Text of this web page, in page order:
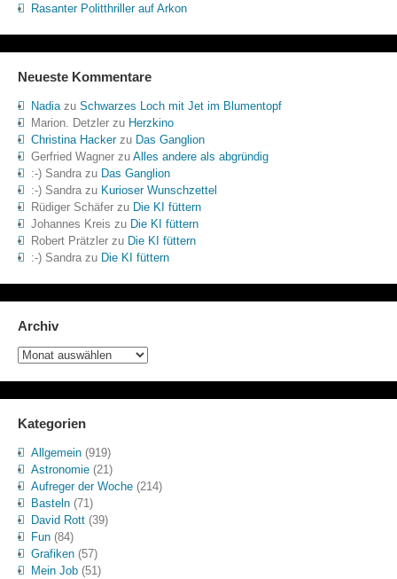
Rasanter Politthriller auf Arkon
Neueste Kommentare
Nadiazu Schwarzes Loch mit Jet im Blumentopf
Marion. Detzlerzu Herzkino
Christina Hackerzu Das Ganglion
Gerfried Wagnerzu Alles andere als abgründig
:-) Sandrazu Das Ganglion
:-) Sandrazu Kurioser Wunschzettel
Rüdiger Schäferzu Die KI füttern
Johannes Kreis zu Die KI füttern
Robert Prätzlerzu Die KI füttern
:-) Sandrazu Die KI füttern
Archiv
Archiv
Kategorien
Allgemein(919)
Astronomie(21)
Aufreger der Woche(214)
Basteln(71)
David Rott(39)
Fun(84)
Grafiken(57)
Mein Job(51)